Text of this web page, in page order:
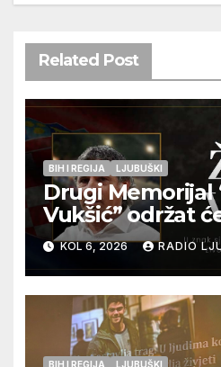
Related Post
BIH I REGIJA LJUBUŠKI
Drugi Memorijal
Vukšić” održat
12. kolovoza u
KOL 6, 2026 RADIO
BIH I REGIJA LJUBUŠKI